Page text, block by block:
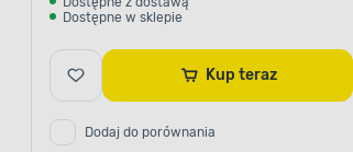
Dostępne w sklepie
Kup teraz
Dodaj do porównania